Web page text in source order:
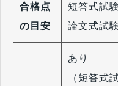
合格点
の目安
短答式試
論文式試
あり
（短答式